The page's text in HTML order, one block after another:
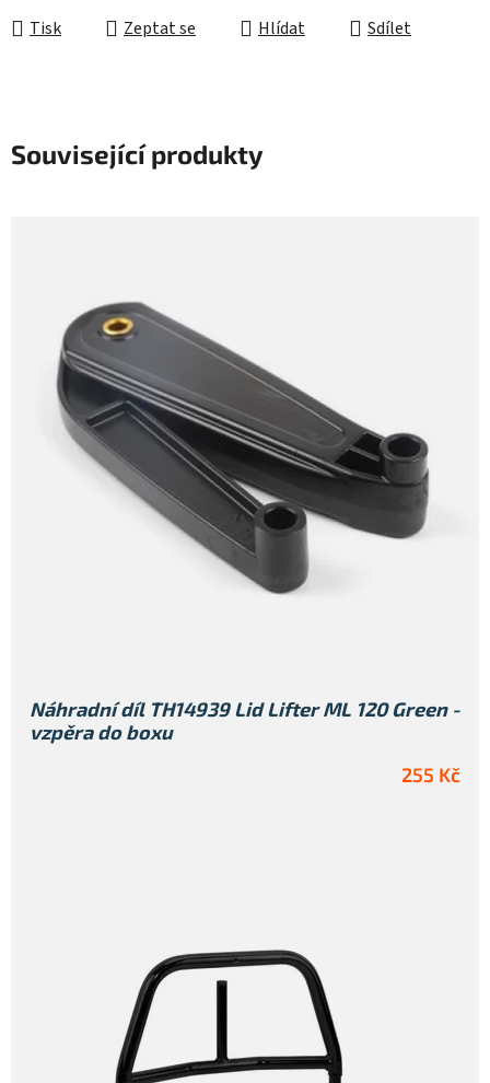
Tisk Zeptat se Hlídat Sdílet
Související produkty
Náhradní díl TH14939 Lid Lifter ML 120 Green -
vzpěra do boxu
255 Kč